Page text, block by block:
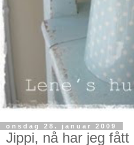
onsdag 28. januar 2009
Jippi, nå har jeg